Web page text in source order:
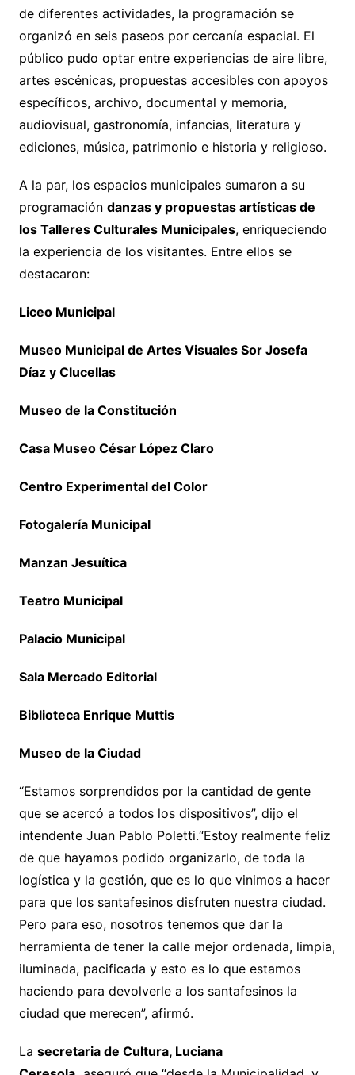
de diferentes actividades, la programación se
organizó en seis paseos por cercanía espacial. El
público pudo optar entre experiencias de aire libre,
artes escénicas, propuestas accesibles con apoyos
específicos, archivo, documental y memoria,
audiovisual, gastronomía, infancias, literatura y
ediciones, música, patrimonio e historia y religioso.
A la par, los espacios municipales sumaron a su
programación danzas y propuestas artísticas de
los Talleres Culturales Municipales, enriqueciendo
la experiencia de los visitantes. Entre ellos se
destacaron:
Liceo Municipal
Museo Municipal de Artes Visuales Sor Josefa
Díaz y Clucellas
Museo de la Constitución
Casa Museo César López Claro
Centro Experimental del Color
Fotogalería Municipal
Manzan Jesuítica
Teatro Municipal
Palacio Municipal
Sala Mercado Editorial
Biblioteca Enrique Muttis
Museo de la Ciudad
“Estamos sorprendidos por la cantidad de gente
que se acercó a todos los dispositivos”, dijo el
intendente Juan Pablo Poletti.“Estoy realmente feliz
de que hayamos podido organizarlo, de toda la
logística y la gestión, que es lo que vinimos a hacer
para que los santafesinos disfruten nuestra ciudad.
Pero para eso, nosotros tenemos que dar la
herramienta de tener la calle mejor ordenada, limpia,
iluminada, pacificada y esto es lo que estamos
haciendo para devolverle a los santafesinos la
ciudad que merecen”, afirmó.
La secretaria de Cultura, Luciana